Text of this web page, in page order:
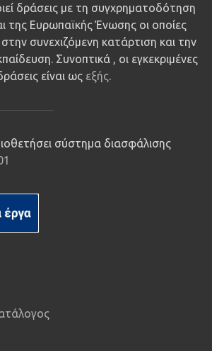
δράσεις με τη συγχρηματοδότηση
της Ευρωπαϊκής Ένωσης οι οποίες
συνεχιζόμενη κατάρτιση και την
Συνοπτικά , οι εγκεκριμένες
είναι ως εξής.
σύστημα διασφάλισης